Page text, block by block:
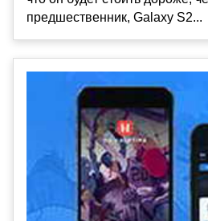
предшественник, Galaxy S2...